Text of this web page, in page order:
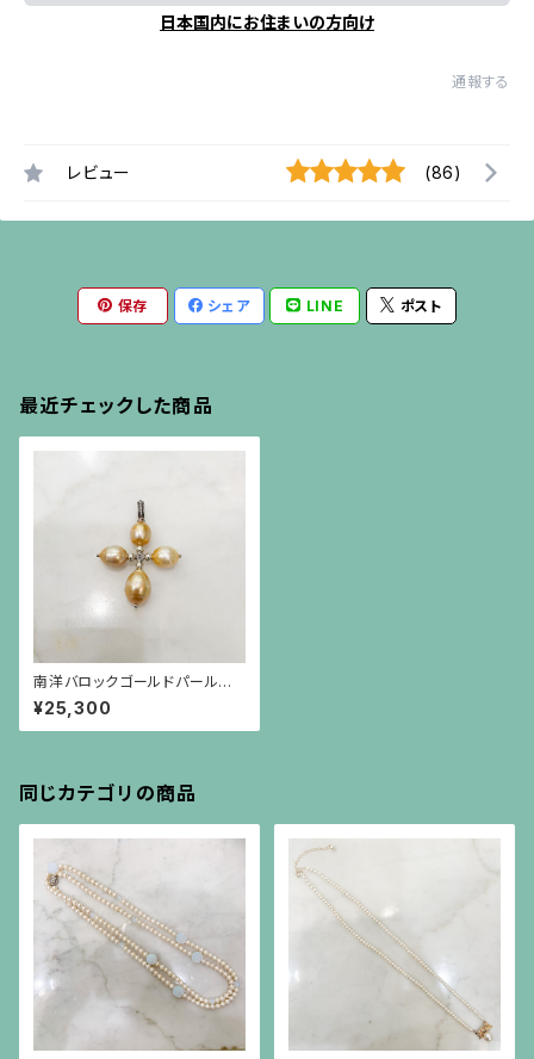
日本国内にお住まいの方向け
通報する
レビュー (86)
保存 シェア LINE ポスト
最近チェックした商品
南洋バロックゴールドパールと
シルバーのクロスペンダント（チ
ェーン別）
¥25,300
同じカテゴリの商品